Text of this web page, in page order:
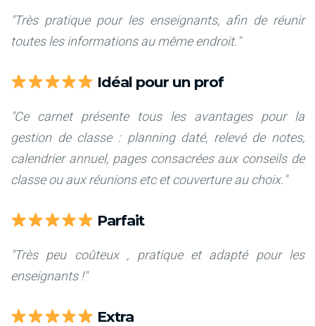
"Très pratique pour les enseignants, afin de réunir
toutes les informations au même endroit."
Idéal pour un prof
"Ce carnet présente tous les avantages pour la
gestion de classe : planning daté, relevé de notes,
calendrier annuel, pages consacrées aux conseils de
classe ou aux réunions etc et couverture au choix."
Parfait
"Très peu coûteux , pratique et adapté pour les
enseignants !"
Extra